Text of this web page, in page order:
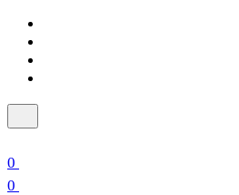
0
0